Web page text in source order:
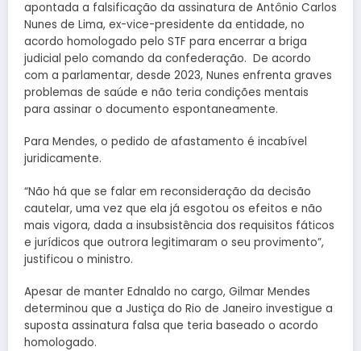
apontada a falsificação da assinatura de Antônio Carlos
Nunes de Lima, ex-vice-presidente da entidade, no
acordo homologado pelo STF para encerrar a briga
judicial pelo comando da confederação. De acordo
com a parlamentar, desde 2023, Nunes enfrenta graves
problemas de saúde e não teria condições mentais
para assinar o documento espontaneamente.
Para Mendes, o pedido de afastamento é incabível
juridicamente.
“Não há que se falar em reconsideração da decisão
cautelar, uma vez que ela já esgotou os efeitos e não
mais vigora, dada a insubsistência dos requisitos fáticos
e jurídicos que outrora legitimaram o seu provimento”,
justificou o ministro.
Apesar de manter Ednaldo no cargo, Gilmar Mendes
determinou que a Justiça do Rio de Janeiro investigue a
suposta assinatura falsa que teria baseado o acordo
homologado.